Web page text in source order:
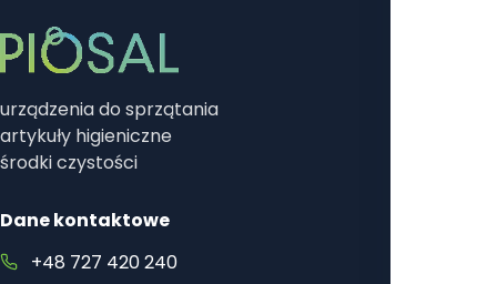
urządzenia do sprzątania
artykuły higieniczne
środki czystości
Dane kontaktowe
+48 727 420 240